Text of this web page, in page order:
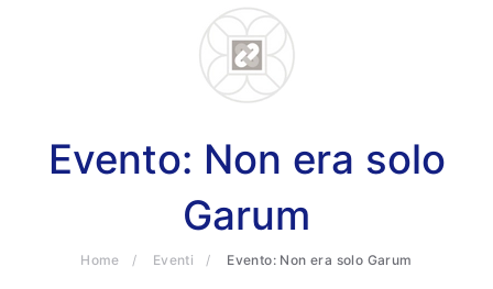
Skip to main content
Evento: Non era solo
Garum
Home Eventi Evento: Non era solo Garum